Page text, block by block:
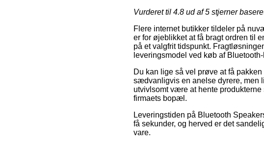
Vurderet til 4.8 ud af 5 stjerner
Flere internet butikker tildeler på
er for øjeblikket at få bragt ordren til
på et valgfrit tidspunkt.
leveringsmodel ved køb af
Du kan lige så vel prøve at få
sædvanligvis en anelse dyrere, men
utvivlsomt være at hente
firmaets bopæl.
Leveringstiden på Bluetooth
få sekunder, og herved er det
vare.